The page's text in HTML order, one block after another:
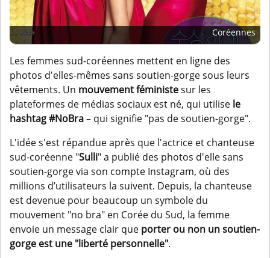
Coréennes
Les femmes sud-coréennes mettent en ligne des
photos d'elles-mêmes sans soutien-gorge sous leurs
vêtements. Un mouvement féministesur les
plateformes de médias sociaux est né, qui utilise le
hashtag #NoBra– qui signifie "pas de soutien-gorge".
L'idée s'est répandue après que l'actrice et chanteuse
sud-coréenne "Sulli" a publié des photos d'elle sans
soutien-gorge via son compte Instagram, où des
millions d’utilisateurs la suivent. Depuis, la chanteuse
est devenue pour beaucoup un symbole du
mouvement "no bra" en Corée du Sud, la femme
envoie un message clair que porter ou non un soutien-
gorge est une "liberté personnelle".